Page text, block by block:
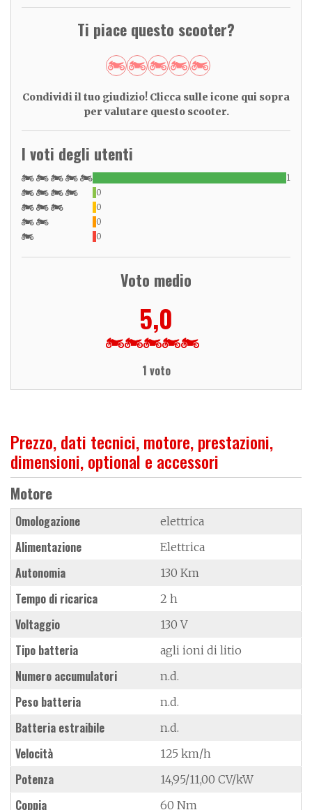
Ti piace questo scooter?
Condividi il tuo giudizio! Clicca sulle icone qui sopra
per valutare questo scooter.
I voti degli utenti
1
0
0
0
0
Voto medio
5,0
1 voto
Prezzo, dati tecnici, motore, prestazioni,
dimensioni, optional e accessori
Motore
Omologazione elettrica
Alimentazione Elettrica
Autonomia 130 Km
Tempo di ricarica 2 h
Voltaggio 130 V
Tipo batteria agli ioni di litio
Numero accumulatori n.d.
Peso batteria n.d.
Batteria estraibile n.d.
Velocità 125 km/h
Potenza 14,95/11,00 CV/kW
Coppia 60 Nm